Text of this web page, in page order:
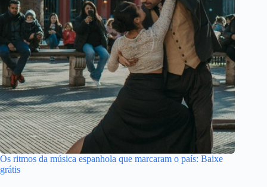
Os ritmos da música espanhola que marcaram o país: Baixe
grátis